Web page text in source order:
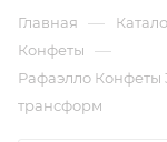
Главная —
Конфеты —
Рафаэлло Конфеты
трансформ